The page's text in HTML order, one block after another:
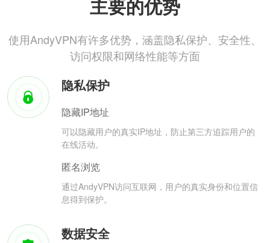
主要的优势
使用AndyVPN有许多优势，涵盖隐私保护、安全性、
访问权限和网络性能等方面
隐私保护
隐藏IP地址
可以隐藏用户的真实IP地址，防止第三方追踪用户的
在线活动。
匿名浏览
通过AndyVPN访问互联网，用户的真实身份和位置信
息得到保护。
数据安全